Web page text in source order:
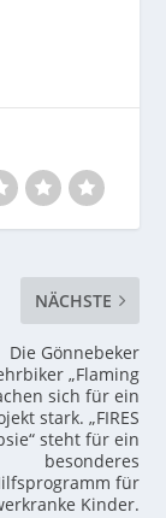
NÄCHSTE
Die Gönnebeker
„Flaming
sich für ein
stark. „FIRES
steht für ein
besonderes
für
Kinder.